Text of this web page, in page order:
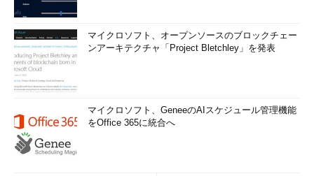
マイクロソフト、オープンソースのブロックチェー
ンアーキテクチャ「Project Bletchley」を発表
マイクロソフト、GeneeのAIスケジュール管理機能
をOffice 365に統合へ